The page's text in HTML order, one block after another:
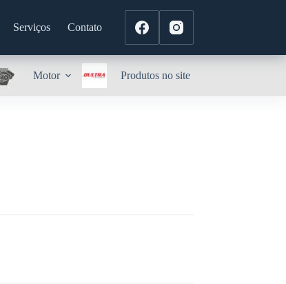
Serviços Contato
Motor Produtos no site